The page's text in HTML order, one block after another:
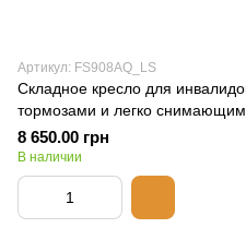
Артикул: FS908AQ_LS
Складное кресло для
тормозами и легко
8 650.00 грн
В наличии